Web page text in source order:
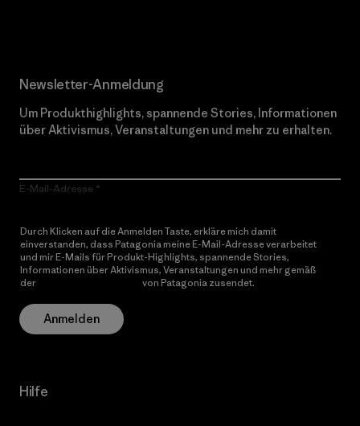
Newsletter-Anmeldung
Um Produkthighlights, spannende Stories, Informationen
über Aktivismus, Veranstaltungen und mehr zu erhalten.
E-Mail-Adresse
Durch Klicken auf die Anmelden Taste, erkläre mich damit
einverstanden, dass Patagonia meine E-Mail-Adresse verarbeitet
und mir E-Mails für Produkt-Highlights, spannende Stories,
Informationen über Aktivismus, Veranstaltungen und mehr gemäß
der
von Patagonia zusendet.
Anmelden
Hilfe